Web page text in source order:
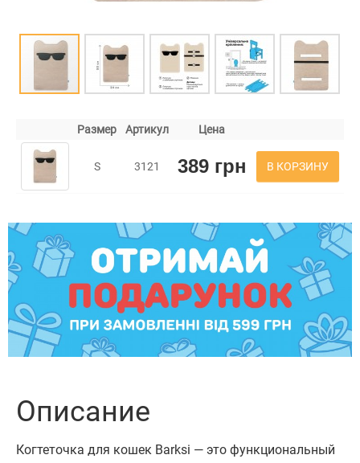
Размер Артикул Цена
S 3121 389 грн В КОРЗИНУ
Описание
Когтеточка для кошек Barksi — это функциональный